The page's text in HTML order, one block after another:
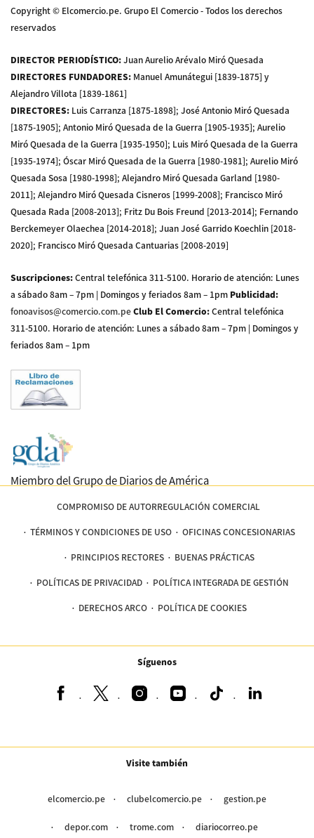
Copyright © Elcomercio.pe. Grupo El Comercio - Todos los derechos
reservados
DIRECTOR PERIODÍSTICO:Juan Aurelio Arévalo Miró Quesada
DIRECTORES FUNDADORES: Manuel Amunátegui [1839-1875] y
Alejandro Villota [1839-1861]
DIRECTORES: Luis Carranza [1875-1898]; José Antonio Miró Quesada
[1875-1905]; Antonio Miró Quesada de la Guerra [1905-1935]; Aurelio
Miró Quesada de la Guerra [1935-1950]; Luis Miró Quesada de la Guerra
[1935-1974]; Óscar Miró Quesada de la Guerra [1980-1981]; Aurelio Miró
Quesada Sosa [1980-1998]; Alejandro Miró Quesada Garland [1980-
2011]; Alejandro Miró Quesada Cisneros [1999-2008]; Francisco Miró
Quesada Rada [2008-2013]; Fritz Du Bois Freund [2013-2014]; Fernando
Berckemeyer Olaechea [2014-2018]; Juan José Garrido Koechlin [2018-
2020]; Francisco Miró Quesada Cantuarias [2008-2019]
Suscripciones:Central telefónica 311-5100. Horario de atención: Lunes
a sábado 8am – 7pm | Domingos y feriados 8am – 1pm Publicidad:
fonoavisos@comercio.com.peClub El Comercio:Central telefónica
311-5100. Horario de atención: Lunes a sábado 8am – 7pm | Domingos y
feriados 8am – 1pm
Miembro del Grupo de Diarios de América
COMPROMISO DE AUTORREGULACIÓN COMERCIAL
TÉRMINOS Y CONDICIONES DE USO OFICINAS CONCESIONARIAS
PRINCIPIOS RECTORES BUENAS PRÁCTICAS
POLÍTICAS DE PRIVACIDAD POLÍTICA INTEGRADA DE GESTIÓN
DERECHOS ARCO POLÍTICA DE COOKIES
Síguenos
Visite también
elcomercio.pe clubelcomercio.pe gestion.pe
depor.com trome.com diariocorreo.pe